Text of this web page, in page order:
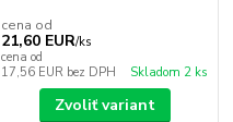
cena od
21,60 EUR/ks
cena od
17,56 EUR bez DPH Skladom 2 ks
Zvoliť variant